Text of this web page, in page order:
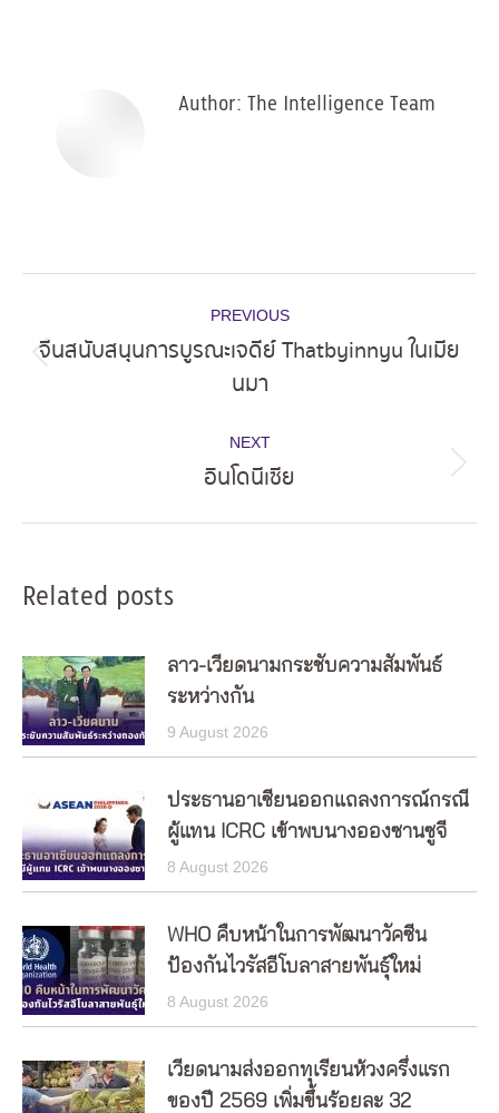
Author: The Intelligence Team
navigation
PREVIOUS
post:
จีนสนับสนุนการบูรณะเจดีย์ Thatbyinnyu ในเมีย
นมา
NEXT
Next
อินโดนีเซีย
Related posts
ลาว-เวียดนามกระชับความสัมพันธ์
ระหว่างกัน
9 August 2026
ประธานอาเซียนออกแถลงการณ์กรณี
ผู้แทน ICRC เข้าพบนางอองซานซูจี
8 August 2026
WHO คืบหน้าในการพัฒนาวัคซีน
ป้องกันไวรัสอีโบลาสายพันธุ์ใหม่
8 August 2026
เวียดนามส่งออกทุเรียนห้วงครึ่งแรก
ของปี 2569 เพิ่มขึ้นร้อยละ 32